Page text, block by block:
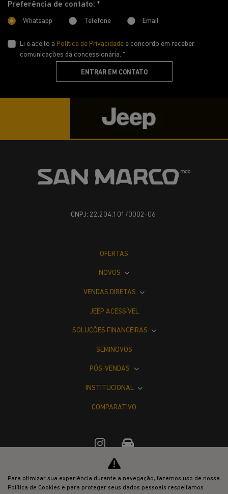
Preferência de contato: *
Whatsapp Telefone Email
Li e aceito a Política de Privacidade e concordo em receber
comunicações da concessionária. *
ENTRAR EM CONTATO
CNPJ: 22.204.101/0002-06
OFERTAS
NOVOS
VENDAS DIRETAS
JEEP ACESSÍVEL
SOLUÇÕES FINANCEIRAS
SEMINOVOS
PÓS-VENDAS
INSTITUCIONAL
COMPARATIVO
Desacelere. Seu bem maior é a vida.
Para otimizar sua experiência durante a navegação, fazemos uso de nossa
Política de Cookies e para proteger seus dados pessoais respeitamos